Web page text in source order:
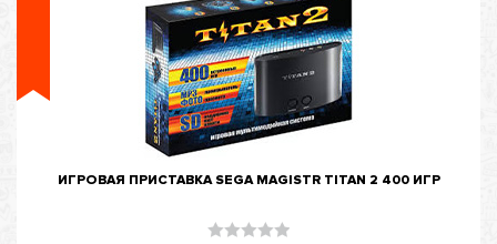
ИГРОВАЯ ПРИСТАВКА SEGA MAGISTR TITAN 2 400 ИГР